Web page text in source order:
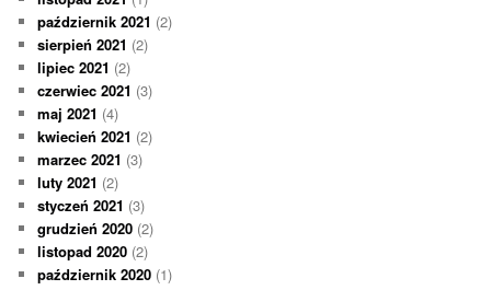
październik 2021 (2)
sierpień 2021 (2)
lipiec 2021 (2)
czerwiec 2021 (3)
maj 2021 (4)
kwiecień 2021 (2)
marzec 2021 (3)
luty 2021 (2)
styczeń 2021 (3)
grudzień 2020 (2)
listopad 2020 (2)
październik 2020 (1)